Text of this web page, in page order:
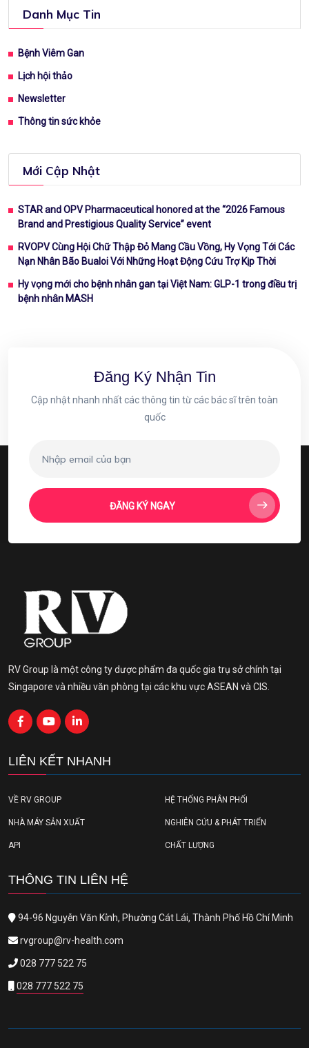
Danh Mục Tin
Bệnh Viêm Gan
Lịch hội thảo
Newsletter
Thông tin sức khỏe
Mới Cập Nhật
STAR and OPV Pharmaceutical honored at the “2026 Famous
Brand and Prestigious Quality Service” event
RVOPV Cùng Hội Chữ Thập Đỏ Mang Cầu Vồng, Hy Vọng Tới Các
Nạn Nhân Bão Bualoi Với Những Hoạt Động Cứu Trợ Kịp Thời
Hy vọng mới cho bệnh nhân gan tại Việt Nam: GLP-1 trong điều trị
bệnh nhân MASH
Đăng Ký Nhận Tin
Cập nhật nhanh nhất các thông tin từ các bác sĩ trên toàn
quốc
ĐĂNG KÝ NGAY
RV Group là một công ty dược phẩm đa quốc gia trụ sở chính tại
Singapore và nhiều văn phòng tại các khu vực ASEAN và CIS.
LIÊN KẾT NHANH
VỀ RV GROUP HỆ THỐNG PHÂN PHỐI
NHÀ MÁY SẢN XUẤT NGHIÊN CỨU & PHÁT TRIỂN
API CHẤT LƯỢNG
THÔNG TIN LIÊN HỆ
94-96 Nguyễn Văn Kỉnh, Phường Cát Lái, Thành Phố Hồ Chí Minh
rvgroup@rv-health.com
028 777 522 75
028 777 522 75